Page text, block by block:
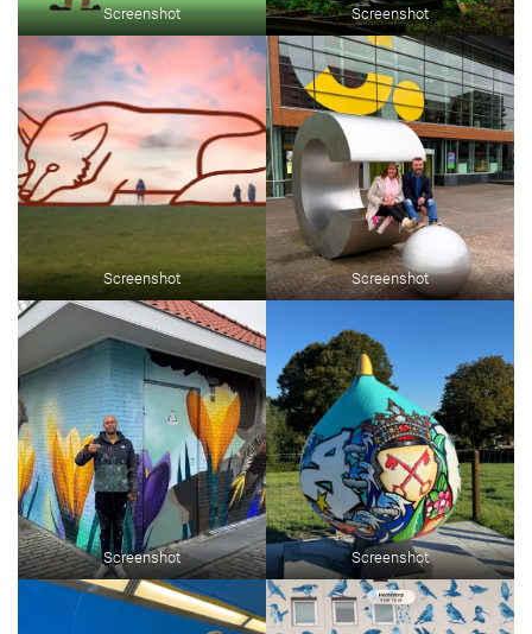
Screenshot Screenshot
Screenshot Screenshot
Screenshot Screenshot